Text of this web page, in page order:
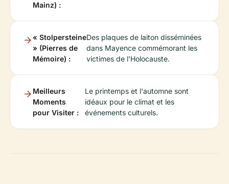
Mainz) :
« Stolpersteine
» (Pierres de
Mémoire) :
Des plaques de laiton disséminées
dans Mayence commémorant les
victimes de l'Holocauste.
Meilleurs
Moments
pour Visiter :
Le printemps et l'automne sont
idéaux pour le climat et les
événements culturels.